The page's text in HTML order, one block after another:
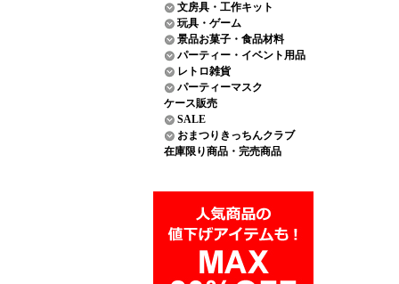
文房具・工作キット
玩具・ゲーム
景品お菓子・食品材料
パーティー・イベント用品
レトロ雑貨
パーティーマスク
ケース販売
SALE
おまつりきっちんクラブ
在庫限り商品・完売商品